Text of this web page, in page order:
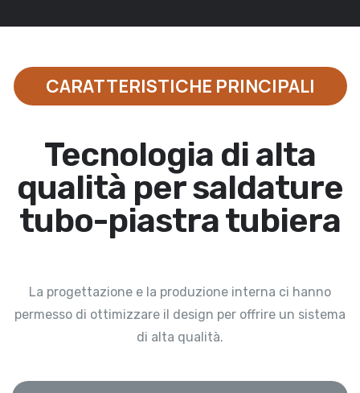
CARATTERISTICHE PRINCIPALI
Tecnologia di alta
qualità per saldature
tubo-piastra tubiera
La progettazione e la produzione interna ci hanno
permesso di ottimizzare il design per offrire un sistema
di alta qualità.